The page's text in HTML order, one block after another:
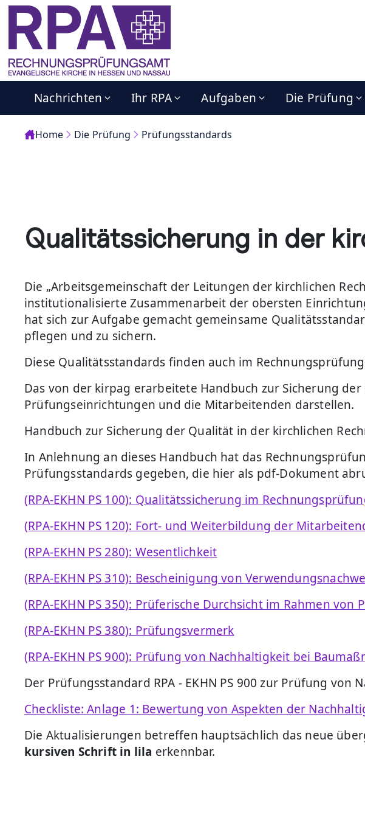
Nachrichten Ihr RPA Aufgaben Die Prüfung
Home Die Prüfung Prüfungsstandards
Qualitätssicherung in der
Die „Arbeitsgemeinschaft der Leitungen der kirchlichen
institutionalisierte Zusammenarbeit der obersten
hat sich zur Aufgabe gemacht gemeinsame
pflegen und zu sichern.
Diese Qualitätsstandards finden auch im
Das von der kirpag erarbeitete Handbuch zur Sicherung
Prüfungseinrichtungen und die Mitarbeitenden darstellen.
Handbuch zur Sicherung der Qualität in der kirchlichen
In Anlehnung an dieses Handbuch hat das
Prüfungsstandards gegeben, die hier als pdf-Dokument
(RPA-EKHN PS 100): Qualitätssicherung im
(RPA-EKHN PS 120): Fort- und Weiterbildung der
(RPA-EKHN PS 280): Wesentlichkeit
(RPA-EKHN PS 310): Bescheinigung von
(RPA-EKHN PS 350): Prüferische Durchsicht im Rahmen von
(RPA-EKHN PS 380): Prüfungsvermerk
(RPA-EKHN PS 900): Prüfung von Nachhaltigkeit bei
Der Prüfungsstandard RPA - EKHN PS 900 zur Prüfung
Checkliste: Anlage 1: Bewertung von Aspekten der
Die Aktualisierungen betreffen hauptsächlich das neue
kursiven Schrift in lila erkennbar.